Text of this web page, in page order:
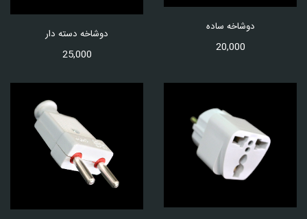
دوشاخه ساده
20,000
دوشاخه دسته دار
25,000